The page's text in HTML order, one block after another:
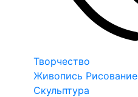
Творчество
Живопись Рисование
Скульптура